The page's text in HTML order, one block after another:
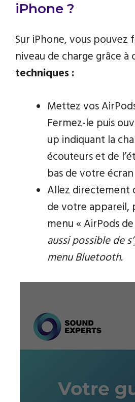
iPhone ?
Sur iPhone, vous pouvez
niveau de charge grâce à
techniques :
Mettez vos
Fermez-le puis
up indiquant la
écouteurs et de
bas de votre écran
Allez directement
de votre appareil,
menu « AirPods
aussi possible de
menu Bluetooth.